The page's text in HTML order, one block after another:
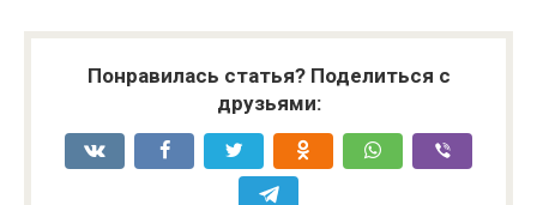
Понравилась статья? Поделиться с
друзьями: